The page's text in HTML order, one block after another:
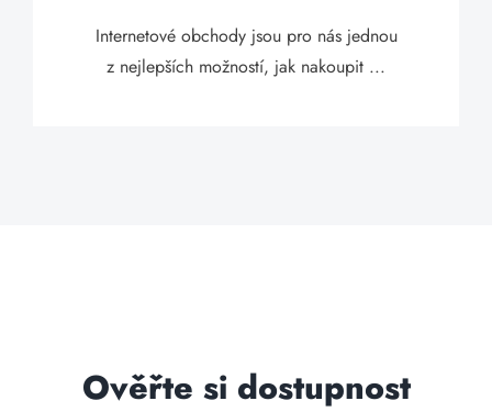
Internetové obchody jsou pro nás jednou
z nejlepších možností, jak nakoupit ...
Ověřte si dostupnost